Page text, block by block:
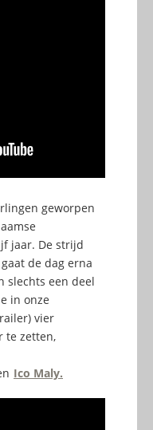
geworpen
jaar. De strijd
de dag erna
slechts een deel
in onze
vier
te zetten,
Ico Maly.